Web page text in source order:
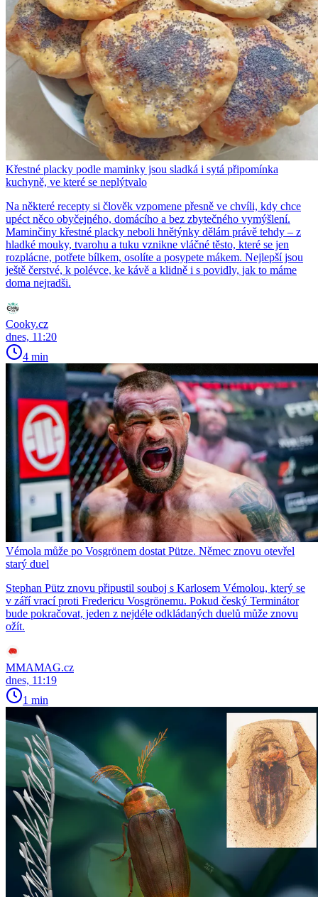
Křestné placky podle maminky jsou sladká i sytá připomínka
kuchyně, ve které se neplýtvalo
Na některé recepty si člověk vzpomene přesně ve chvíli, kdy chce
upéct něco obyčejného, domácího a bez zbytečného vymýšlení.
Maminčiny křestné placky neboli hnětýnky dělám právě tehdy – z
hladké mouky, tvarohu a tuku vznikne vláčné těsto, které se jen
rozplácne, potřete bílkem, osolíte a posypete mákem. Nejlepší jsou
ještě čerstvé, k polévce, ke kávě a klidně i s povidly, jak to máme
doma nejradši.
Cooky.cz
dnes, 11:20
4 min
Vémola může po Vosgrönem dostat Pütze. Němec znovu otevřel
starý duel
Stephan Pütz znovu připustil souboj s Karlosem Vémolou, který se
v září vrací proti Fredericu Vosgrönemu. Pokud český Terminátor
bude pokračovat, jeden z nejdéle odkládaných duelů může znovu
ožít.
MMAMAG.cz
dnes, 11:19
1 min